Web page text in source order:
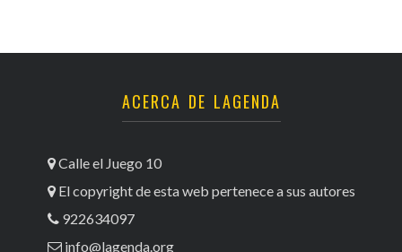
ACERCA DE LAGENDA
Calle el Juego 10
El copyright de esta web pertenece a sus autores
922634097
info@lagenda.org